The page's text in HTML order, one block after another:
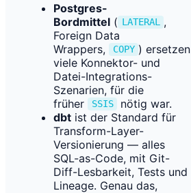
Postgres-
Bordmittel ( LATERAL ,
Foreign Data
Wrappers,
COPY ) ersetzen
viele Konnektor- und
Datei-Integrations-
Szenarien, für die
früher
SSIS
nötig war.
dbt ist der Standard für
Transform-Layer-
Versionierung — alles
SQL-as-Code, mit Git-
Diff-Lesbarkeit, Tests und
Lineage. Genau das,